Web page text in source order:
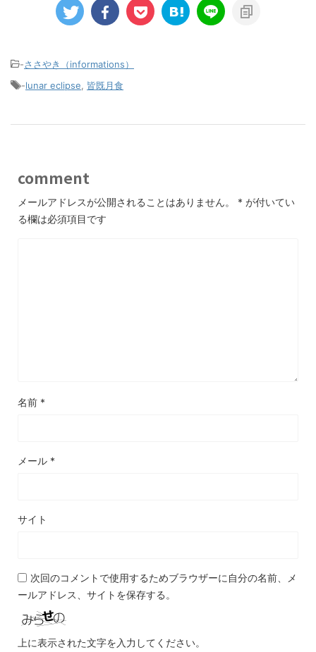
-ささやき（informations）
-lunar eclipse 皆既月食
comment
メールアドレスが公開されることはありません。 * が付いてい
る欄は必須項目です
名前 *
メール *
サイト
次回のコメントで使用するためブラウザーに自分の名前、メ
ールアドレス、サイトを保存する。
上に表示された文字を入力してください。